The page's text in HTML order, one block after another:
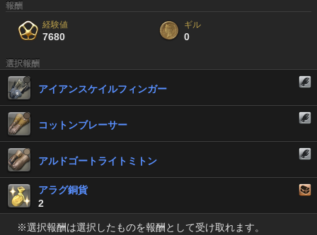
報酬
経験値
7680
ギル
0
選択報酬
アイアンスケイルフィンガー
コットンブレーサー
アルドゴートライトミトン
アラグ銅貨
2
※選択報酬は選択したものを報酬として受け取れます。